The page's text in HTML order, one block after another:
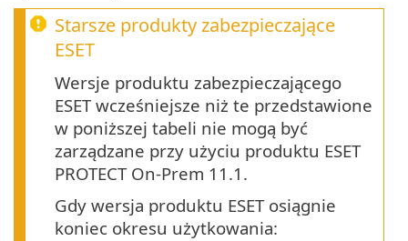
Starsze produkty zabezpieczające
ESET
Wersje produktu zabezpieczającego
ESET wcześniejsze niż te przedstawione
w poniższej tabeli nie mogą być
zarządzane przy użyciu produktu ESET
PROTECT On-Prem 11.1.
Gdy wersja produktu ESET osiągnie
koniec okresu użytkowania: